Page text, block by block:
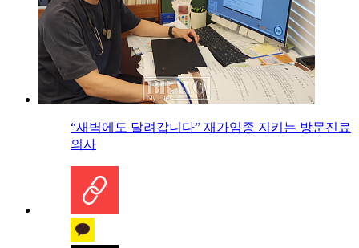
“새벽에도 달려갑니다” 재가임종 지키는 방문진료
의사